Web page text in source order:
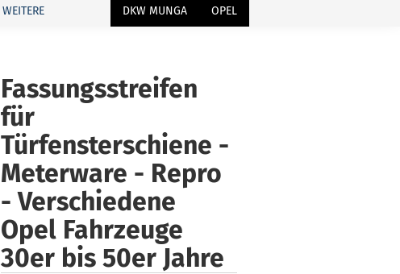
Konto erstellen
Passwort vergessen?
DKW MUNGA OPEL
WEITERE
Fassungsstreifen
für
Türfensterschiene -
Meterware - Repro
- Verschiedene
Opel Fahrzeuge
30er bis 50er Jahre